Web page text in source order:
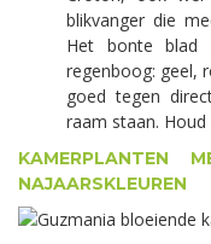
blikvanger die
Het bonte
regenboog: geel,
goed tegen
raam staan.
KAMERPLANTEN
NAJAARSKLEUREN